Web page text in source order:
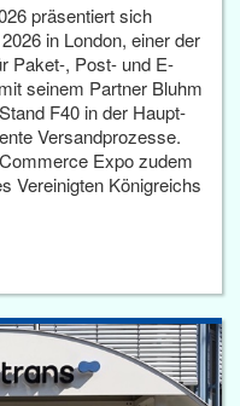
präsentiert sich
in London, einer der
Paket-, Post- und E-
seinem Partner Bluhm
F40 in der Haupt­
Versandprozesse.
Expo zudem
Vereinigten Königreichs